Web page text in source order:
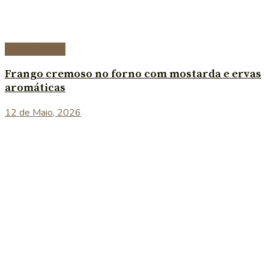
Frango cremoso no forno com mostarda e ervas
aromáticas
12 de Maio, 2026